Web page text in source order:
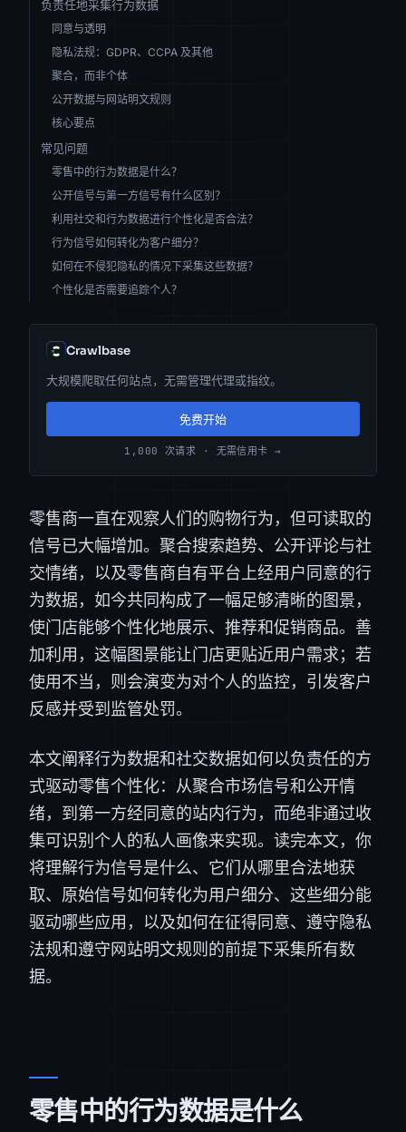
负责任地采集行为数据
同意与透明
隐私法规：GDPR、CCPA 及其他
聚合，而非个体
公开数据与网站明文规则
核心要点
常见问题
零售中的行为数据是什么？
公开信号与第一方信号有什么区别？
利用社交和行为数据进行个性化是否合法？
行为信号如何转化为客户细分？
如何在不侵犯隐私的情况下采集这些数据？
个性化是否需要追踪个人？
Crawlbase
大规模爬取任何站点，无需管理代理或指纹。
免费开始
1,000 次请求 · 无需信用卡 →
零售商一直在观察人们的购物行为，但可读取的
信号已大幅增加。聚合搜索趋势、公开评论与社
交情绪，以及零售商自有平台上经用户同意的行
为数据，如今共同构成了一幅足够清晰的图景，
使门店能够个性化地展示、推荐和促销商品。善
加利用，这幅图景能让门店更贴近用户需求；若
使用不当，则会演变为对个人的监控，引发客户
反感并受到监管处罚。
本文阐释行为数据和社交数据如何以负责任的方
式驱动零售个性化：从聚合市场信号和公开情
绪，到第一方经同意的站内行为，而绝非通过收
集可识别个人的私人画像来实现。读完本文，你
将理解行为信号是什么、它们从哪里合法地获
取、原始信号如何转化为用户细分、这些细分能
驱动哪些应用，以及如何在征得同意、遵守隐私
法规和遵守网站明文规则的前提下采集所有数
据。
零售中的行为数据是什么